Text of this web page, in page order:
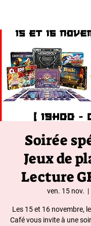
Soirée
Jeux de
Lecture
ven. 15 nov.
  |
Les 15 et 16 novembre,
Café vous invite à une